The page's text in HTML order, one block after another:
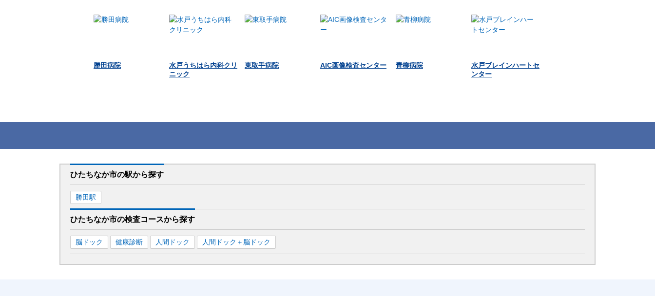
勝田病院
水戸うちはら内科クリ
ニック
東取手病院 AIC画像検査センター 青柳病院
水戸ブレインハートセ
ンター
ひたちなか市の駅から探す
勝田駅
ひたちなか市の検査コースから探す
脳ドック 健康診断 人間ドック 人間ドック＋脳ドック